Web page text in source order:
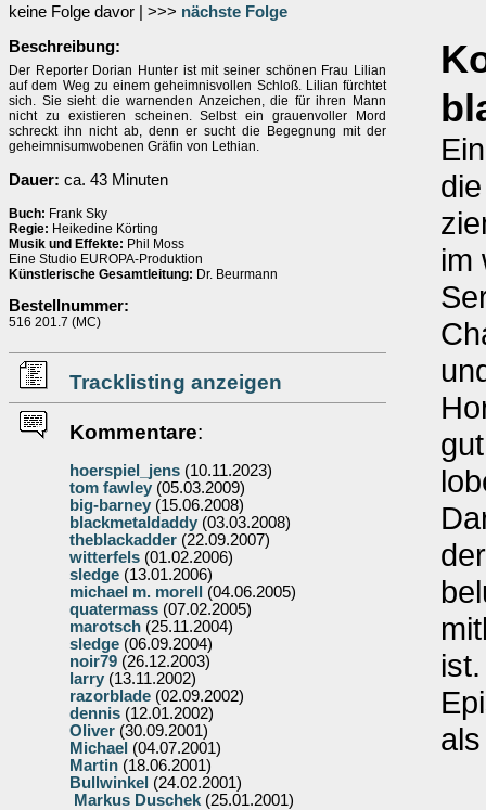
keine Folge davor | >>> nächste Folge
Beschreibung:
Der Reporter Dorian Hunter ist mit seiner schönen Frau Lilian
auf dem Weg zu einem geheimnisvollen Schloß. Lilian fürchtet
sich. Sie sieht die warnenden Anzeichen, die für ihren Mann
nicht zu existieren scheinen. Selbst ein grauenvoller Mord
schreckt ihn nicht ab, denn er sucht die Begegnung mit der
geheimnisumwobenen Gräfin von Lethian.
Dauer: ca. 43 Minuten
Buch: Frank Sky
Regie: Heikedine Körting
Musik und Effekte: Phil Moss
Eine Studio EUROPA-Produktion
Künstlerische Gesamtleitung: Dr. Beurmann
Bestellnummer:
516 201.7 (MC)
Tracklisting anzeigen
Kommentare:
hoerspiel_jens (10.11.2023)
tom fawley (05.03.2009)
big-barney (15.06.2008)
blackmetaldaddy (03.03.2008)
theblackadder (22.09.2007)
witterfels (01.02.2006)
sledge (13.01.2006)
michael m. morell
(04.06.2005)
quatermass (07.02.2005)
marotsch (25.11.2004)
sledge (06.09.2004)
noir79 (26.12.2003)
larry (13.11.2002)
razorblade (02.09.2002)
dennis (12.01.2002)
Oliver (30.09.2001)
Michael (04.07.2001)
Martin (18.06.2001)
Bullwinkel (24.02.2001)
Markus Duschek (25.01.2001)
im